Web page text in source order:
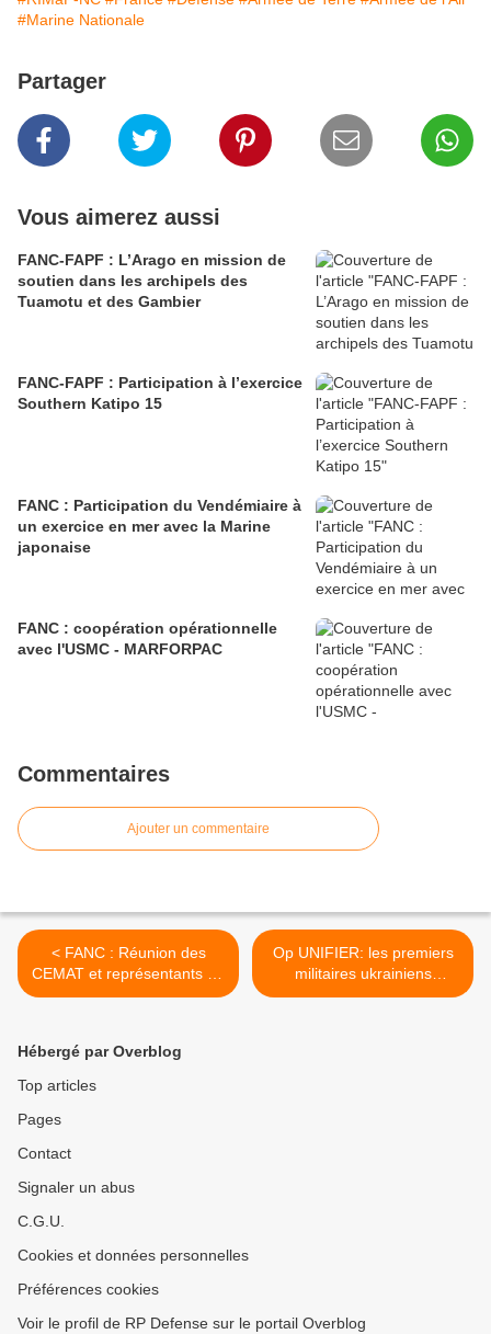
#Marine Nationale
Partager
Vous aimerez aussi
FANC-FAPF : L’Arago en mission de
soutien dans les archipels des
Tuamotu et des Gambier
FANC-FAPF : Participation à l’exercice
Southern Katipo 15
FANC : Participation du Vendémiaire à
un exercice en mer avec la Marine
japonaise
FANC : coopération opérationnelle
avec l'USMC - MARFORPAC
Commentaires
Ajouter un commentaire
< FANC : Réunion des
CEMAT et représentants de
26 nations du Pacifique en
Op UNIFIER: les premiers
militaires ukrainiens
diplômés du cours canadien
Hébergé par Overblog
Top articles
Pages
Contact
Signaler un abus
C.G.U.
Cookies et données personnelles
Préférences cookies
Voir le profil de RP Defense sur le portail Overblog